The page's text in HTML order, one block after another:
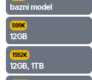
bazni model
599€
12GB
1552€
12GB, 1TB